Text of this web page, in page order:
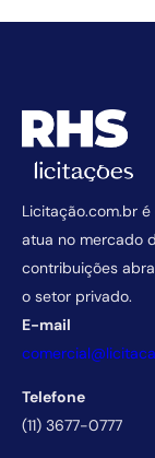
Licitação.com.br
atua no mercado
contribuições
o setor privado.
E-mail
Telefone
(11) 3677-0777